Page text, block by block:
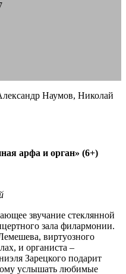
Наумов, Николай
арфа и орган» (6+)
звучание стеклянной
зала филармонии.
виртуозного
и органиста –
Зарецкого подарит
услышать любимые